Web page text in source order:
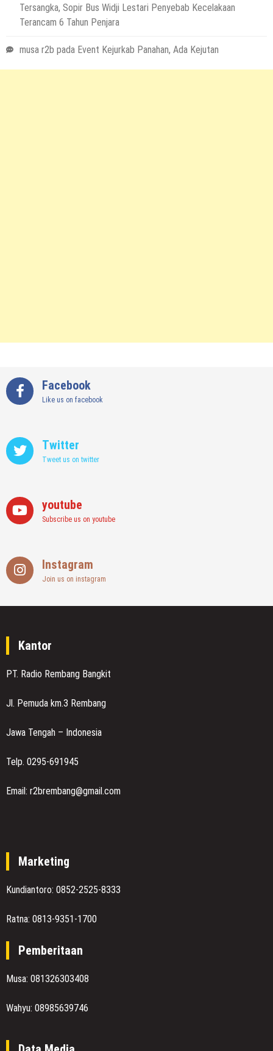
Tersangka, Sopir Bus Widji Lestari Penyebab Kecelakaan
Terancam 6 Tahun Penjara
musa r2b pada Event Kejurkab Panahan, Ada Kejutan
Facebook
Like us on facebook
Twitter
Tweet us on twitter
youtube
Subscribe us on youtube
Instagram
Join us on instagram
Kantor
PT. Radio Rembang Bangkit
Jl. Pemuda km.3 Rembang
Jawa Tengah – Indonesia
Telp. 0295-691945
Email: r2brembang@gmail.com
Marketing
Kundiantoro: 0852-2525-8333
Ratna: 0813-9351-1700
Pemberitaan
Musa: 081326303408
Wahyu: 08985639746